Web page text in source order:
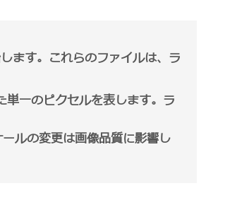
ます。これらのファイルは、ラ
一のピクセルを表します。ラ
ルの変更は画像品質に影響し